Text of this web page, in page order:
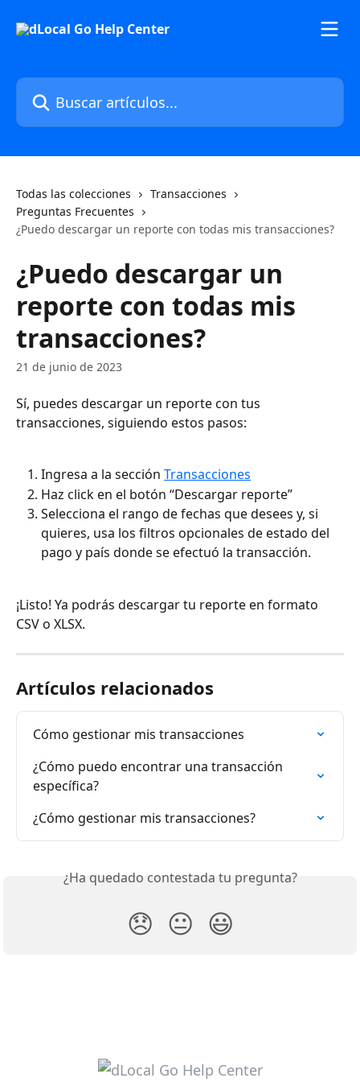
Buscar artículos...
Todas las colecciones
Transacciones
Preguntas Frecuentes
¿Puedo descargar un reporte con todas mis transacciones?
¿Puedo descargar un
reporte con todas mis
transacciones?
21 de junio de 2023
Sí, puedes descargar un reporte con tus
transacciones, siguiendo estos pasos:
Ingresa a la sección Transacciones
Haz click en el botón “Descargar reporte”
Selecciona el rango de fechas que desees y, si
quieres, usa los filtros opcionales de estado del
pago y país donde se efectuó la transacción.
¡Listo! Ya podrás descargar tu reporte en formato
CSV o XLSX.
Artículos relacionados
Cómo gestionar mis transacciones
¿Cómo puedo encontrar una transacción
específica?
¿Cómo gestionar mis transacciones?
¿Ha quedado contestada tu pregunta?
😞 😐 😃